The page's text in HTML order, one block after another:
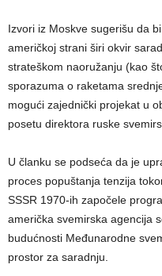
Izvori iz Moskve sugerišu da
američkoj strani širi okvir
strateškom naoružanju (kao
sporazuma o raketama
mogući zajednički projekat u
posetu direktora ruske
U članku se podseća da je
proces popuštanja tenzija
SSSR 1970-ih započele
američka svemirska agencija
budućnosti Međunarodne
prostor za saradnju.